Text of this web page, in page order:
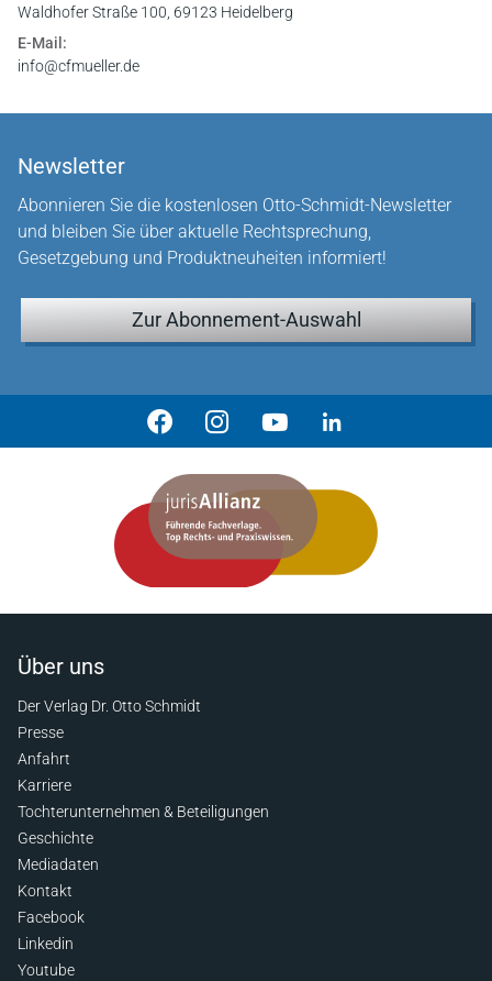
Waldhofer Straße 100, 69123 Heidelberg
E-Mail:
info@cfmueller.de
Newsletter
Abonnieren Sie die kostenlosen Otto-Schmidt-Newsletter
und bleiben Sie über aktuelle Rechtsprechung,
Gesetzgebung und Produktneuheiten informiert!
Zur Abonnement-Auswahl
Über uns
Der Verlag Dr. Otto Schmidt
Presse
Anfahrt
Karriere
Tochterunternehmen & Beteiligungen
Geschichte
Mediadaten
Kontakt
Facebook
Linkedin
Youtube